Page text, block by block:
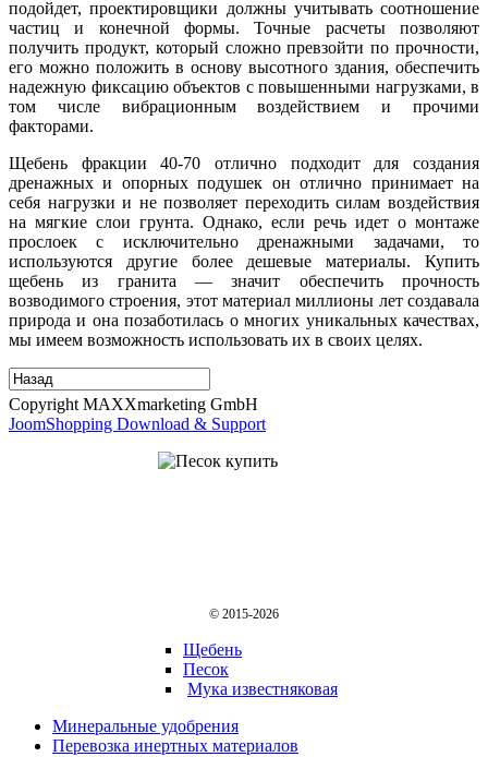
подойдет, проектировщики должны учитывать соотношение
частиц и конечной формы. Точные расчеты позволяют
получить продукт, который сложно превзойти по прочности,
его можно положить в основу высотного здания, обеспечить
надежную фиксацию объектов с повышенными нагрузками, в
том числе вибрационным воздействием и прочими
факторами.
Щебень фракции 40-70 отлично подходит для создания
дренажных и опорных подушек он отлично принимает на
себя нагрузки и не позволяет переходить силам воздействия
на мягкие слои грунта. Однако, если речь идет о монтаже
прослоек с исключительно дренажными задачами, то
используются другие более дешевые материалы. Купить
щебень из гранита — значит обеспечить прочность
возводимого строения, этот материал миллионы лет создавала
природа и она позаботилась о многих уникальных качествах,
мы имеем возможность использовать их в своих целях.
Copyright MAXXmarketing GmbH
JoomShopping Download & Support
© 2015-2026
Щебень
Песок
Мука известняковая
Минеральные удобрения
Перевозка инертных материалов